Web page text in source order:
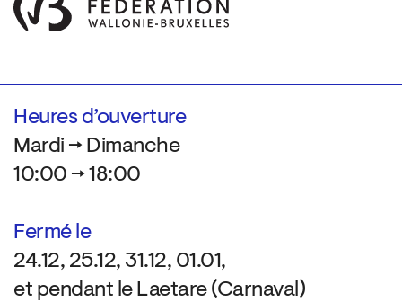
Heures d’ouverture
Mardi → Dimanche
10:00 → 18:00
Fermé le
24.12, 25.12, 31.12, 01.01,
et pendant le Laetare (Carnaval)